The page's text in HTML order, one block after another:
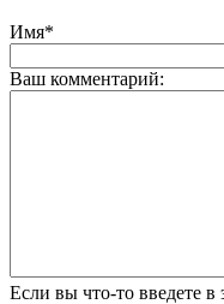
Имя*
Ваш комментарий:
Если вы что-то введете в